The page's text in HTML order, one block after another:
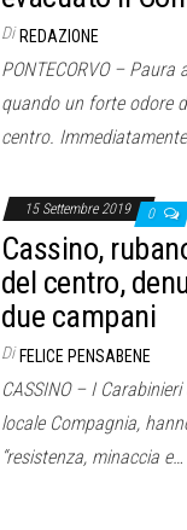
Di REDAZIONE
PONTECORVO –
quando un forte odore
centro.
15 Settembre 2019 0
Cassino,
del centro,
due campani
Di FELICE PENSABENE
CASSINO – I
locale Compagnia,
“resistenza, minaccia e…